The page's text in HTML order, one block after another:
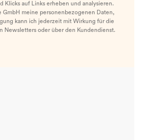
Klicks auf Links erheben und analysieren.
meine personenbezogenen Daten,
kann ich jederzeit mit Wirkung für die
Newsletters oder über den Kundendienst.